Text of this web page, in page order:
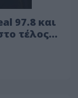
97.8 και
τέλος